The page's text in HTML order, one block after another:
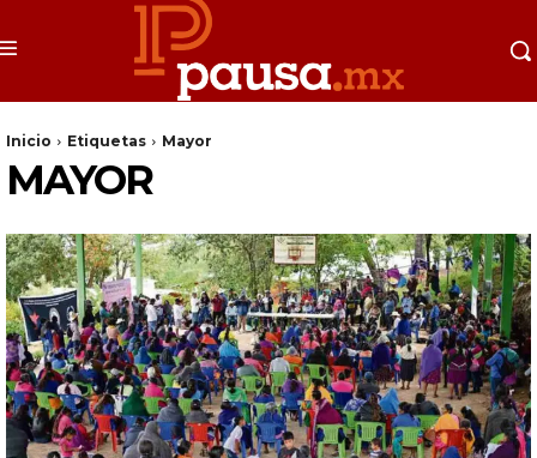
Inicio Etiquetas Mayor
MAYOR